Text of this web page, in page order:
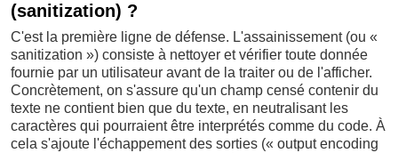
(sanitization) ?
C'est la première ligne de défense. L'assainissement (ou «
sanitization ») consiste à nettoyer et vérifier toute donnée
fournie par un utilisateur avant de la traiter ou de l'afficher.
Concrètement, on s'assure qu'un champ censé contenir du
texte ne contient bien que du texte, en neutralisant les
caractères qui pourraient être interprétés comme du code. À
cela s'ajoute l'échappement des sorties (« output encoding